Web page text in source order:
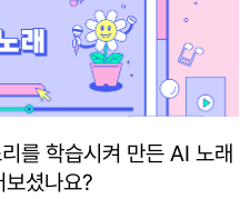
를 학습시켜 만든 AI 노래
보셨나요?